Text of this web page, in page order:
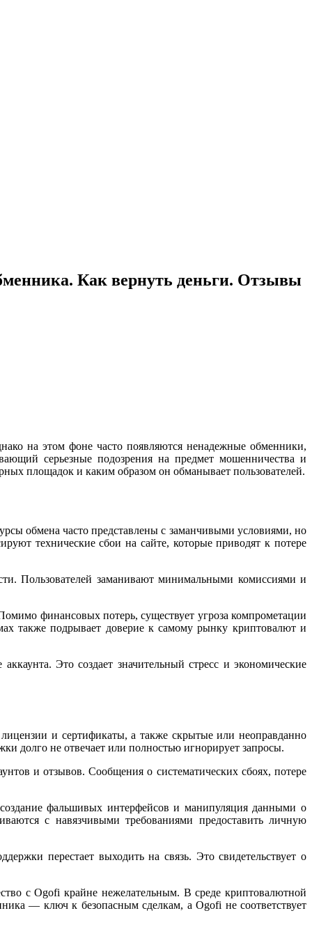
Как вернуть деньги. Отзывы
на этом фоне часто появляются ненадежные обменники,
серьезные подозрения на предмет мошенничества и
площадок и каким образом он обманывает пользователей.
обмена часто представлены с заманчивыми условиями, но
технические сбои на сайте, которые приводят к потере
Пользователей заманивают минимальными комиссиями и
финансовых потерь, существует угроза компрометации
также подрывает доверие к самому рынку криптовалют и
Это создает значительный стресс и экономические
и сертификаты, а также скрытые или неоправданно
долго не отвечает или полностью игнорирует запросы.
и отзывов. Сообщения о систематических сбоях, потере
фальшивых интерфейсов и манипуляция данными о
с навязчивыми требованиями предоставить личную
перестает выходить на связь. Это свидетельствует о
с Ogofi крайне нежелательным. В среде криптовалютной
— ключ к безопасным сделкам, а Ogofi не соответствует